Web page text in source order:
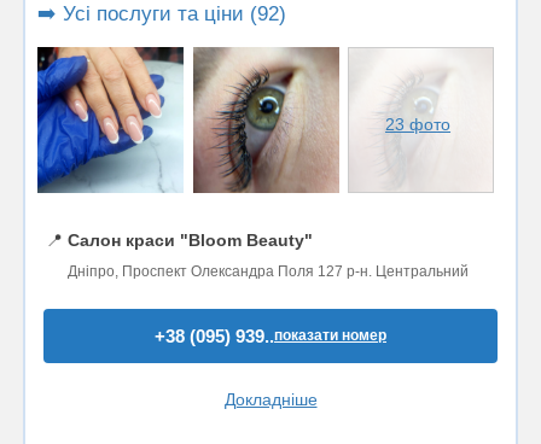
➡️ Усі послуги та ціни (92)
23 фото
📍 Салон краси "Bloom Beauty"
Дніпро, Проспект Олександра Поля 127 р-н. Центральний
+38 (095) 939..показати номер
Докладніше